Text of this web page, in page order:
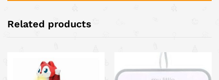
Related products